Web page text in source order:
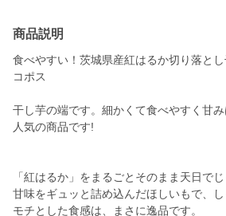
商品説明
食べやすい！茨城県産紅はるか切り落と
コポス
干し芋の端です。細かくて食べやすく甘
人気の商品です!
「紅はるか」をまるごとそのまま天日で
甘味をギュッと詰め込んだほしいもで、
モチとした食感は、まさに逸品です。